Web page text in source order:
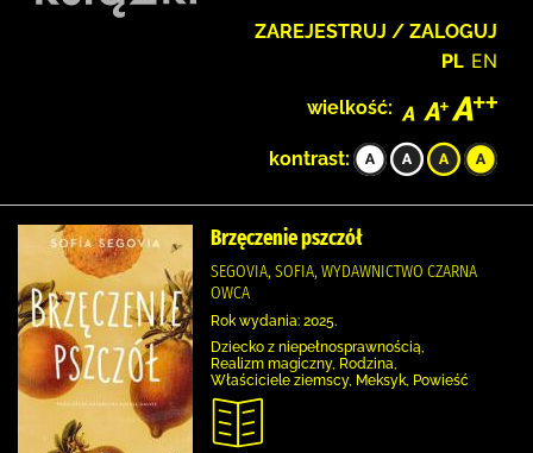
ZAREJESTRUJ / ZALOGUJ
PL EN
wielkość:
kontrast:
Brzęczenie pszczół
SEGOVIA, SOFIA, WYDAWNICTWO CZARNA
OWCA
Rok wydania: 2025.
Dziecko z niepełnosprawnością,
Realizm magiczny, Rodzina,
Właściciele ziemscy, Meksyk, Powieść